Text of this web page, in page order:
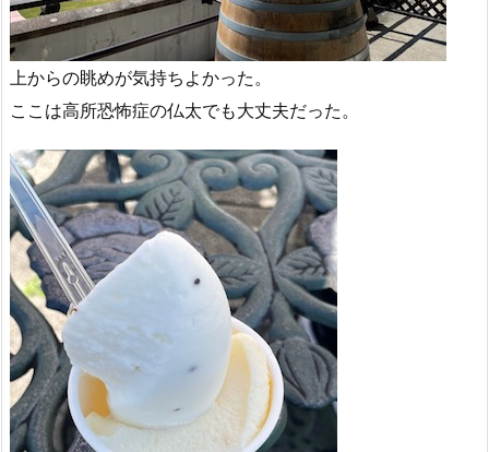
上からの眺めが気持ちよかった。
ここは高所恐怖症の仏太でも大丈夫だった。